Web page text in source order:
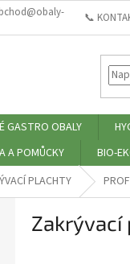
📞
GASTRO OBALY
A POMŮCKY BIO-
PLACHTY
Zakrývací